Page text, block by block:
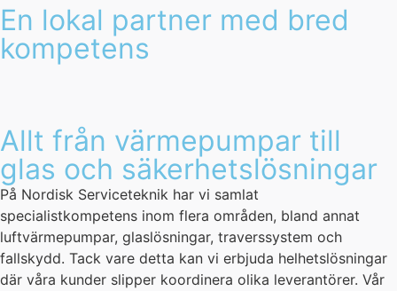
En lokal partner med bred
kompetens
Allt från värmepumpar till
glas och säkerhetslösningar
På Nordisk Serviceteknik har vi samlat
specialistkompetens inom flera områden, bland annat
luftvärmepumpar, glaslösningar, traverssystem och
fallskydd. Tack vare detta kan vi erbjuda helhetslösningar
där våra kunder slipper koordinera olika leverantörer. Vår